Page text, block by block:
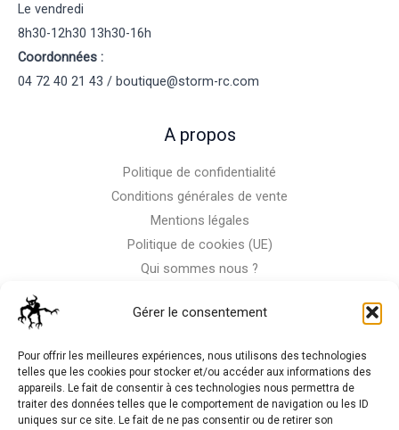
Gérer le consentement
Pour offrir les meilleures expériences, nous utilisons des technologies
telles que les cookies pour stocker et/ou accéder aux informations des
appareils. Le fait de consentir à ces technologies nous permettra de
traiter des données telles que le comportement de navigation ou les ID
uniques sur ce site. Le fait de ne pas consentir ou de retirer son
Le vendredi
8h30-12h30 13h30-16h
Coordonnées :
04 72 40 21 43 / boutique@storm-rc.com
A propos
Politique de confidentialité
Conditions générales de vente
Mentions légales
Politique de cookies (UE)
Qui sommes nous ?
La RC n'est pas notre seule passion, venez visiter notre shop
de motos